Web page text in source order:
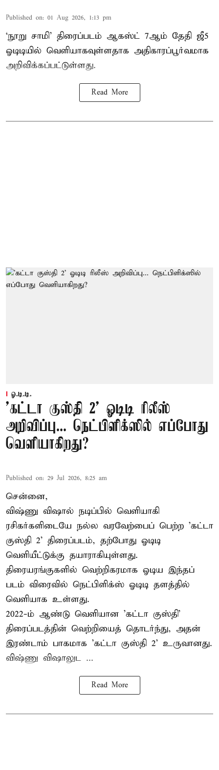
Published on: 01 Aug 2026, 1:13 pm
‘நூறு சாமி’ திரைப்படம் ஆகஸ்ட் 7ஆம் தேதி ஜீ5
ஓடிடியில் வெளியாகவுள்ளதாக அதிகாரப்பூர்வமாக
அறிவிக்கப்பட்டுள்ளது.
Read More
ஓ.டி.டி.
'கட்டா குஸ்தி 2' ஓடிடி ரிலீஸ்
அறிவிப்பு... நெட்பிளிக்ஸில் எப்போது
வெளியாகிறது?
Published on: 29 Jul 2026, 8:25 am
சென்னை,
விஷ்ணு விஷால் நடிப்பில் வெளியாகி
ரசிகர்களிடையே நல்ல வரவேற்பைப் பெற்ற 'கட்டா
குஸ்தி 2' திரைப்படம், தற்போது ஓடிடி
வெளியீட்டுக்கு தயாராகியுள்ளது.
திரையரங்குகளில் வெற்றிகரமாக ஓடிய இந்தப்
படம் விரைவில் நெட்பிளிக்ஸ் ஓடிடி தளத்தில்
வெளியாக உள்ளது.
2022-ம் ஆண்டு வெளியான 'கட்டா குஸ்தி'
திரைப்படத்தின் வெற்றியைத் தொடர்ந்து, அதன்
இரண்டாம் பாகமாக 'கட்டா குஸ்தி 2' உருவானது.
விஷ்ணு விஷாலுட ...
Read More